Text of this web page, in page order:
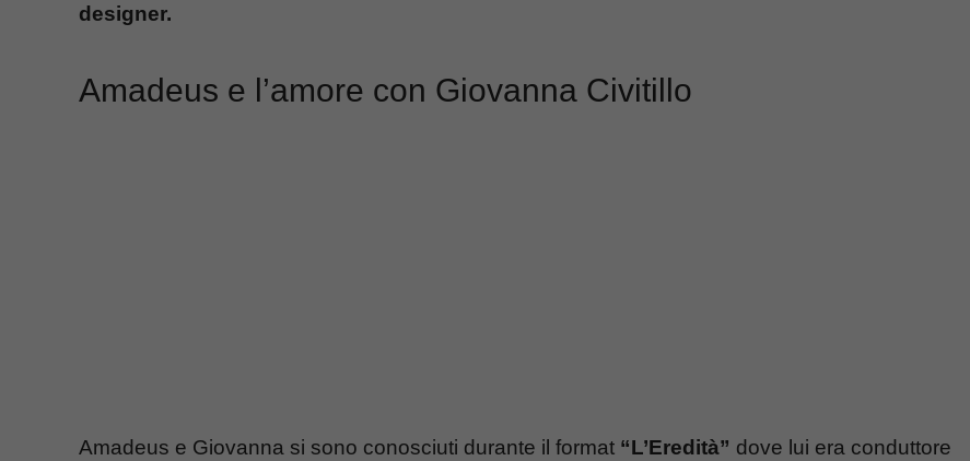
designer.
Amadeus e l’amore con Giovanna Civitillo
Amadeus e Giovanna si sono conosciuti durante il format “L’Eredità” dove lui era conduttore